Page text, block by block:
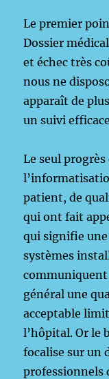
Le premier
Dossier
et échec très
nous ne
apparaît de
un suivi
Le seul progrès
patient, de
qui ont fait
qui signifie
systèmes
général une
acceptable
l’hôpital. Or le
focalise sur un
professionnels